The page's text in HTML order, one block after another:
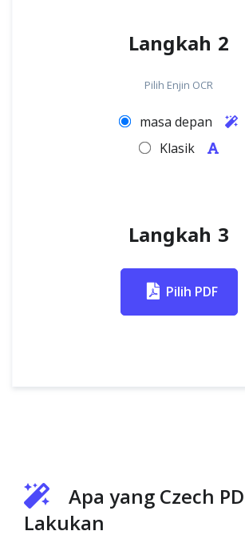
Langkah 2
Pilih Enjin OCR
masa depan
Klasik
Langkah 3
Pilih PDF
Apa yang Czech
Lakukan